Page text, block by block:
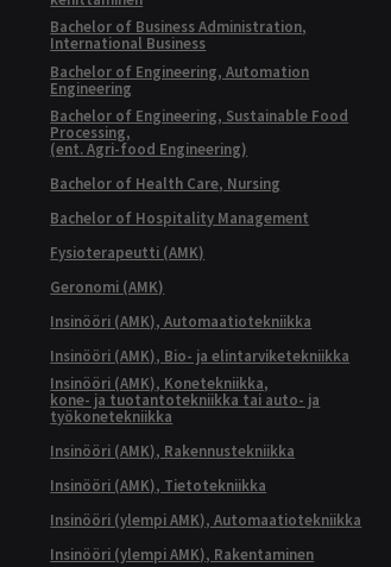
Bachelor of Business Administration,
International Business
Bachelor of Engineering, Automation
Engineering
Bachelor of Engineering, Sustainable Food
Processing,
(ent. Agri-food Engineering)
Bachelor of Health Care, Nursing
Bachelor of Hospitality Management
Fysioterapeutti (AMK)
Geronomi (AMK)
Insinööri (AMK), Automaatiotekniikka
Insinööri (AMK), Bio- ja elintarviketekniikka
Insinööri (AMK), Konetekniikka,
kone- ja tuotantotekniikka tai auto- ja
työkonetekniikka
Insinööri (AMK), Rakennustekniikka
Insinööri (AMK), Tietotekniikka
Insinööri (ylempi AMK), Automaatiotekniikka
Insinööri (ylempi AMK), Rakentaminen